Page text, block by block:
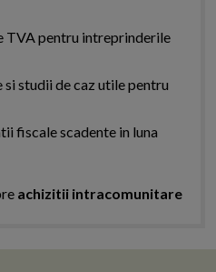
TVA pentru intreprinderile
studii de caz utile pentru
fiscale scadente in luna
achizitii intracomunitare